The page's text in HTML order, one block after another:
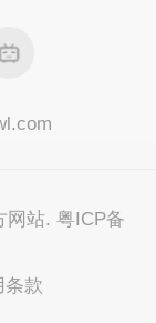
网站. 粤ICP备
条款